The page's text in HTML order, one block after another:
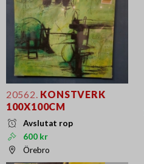
20562. KONSTVERK
100X100CM
Avslutat rop
600 kr
Örebro